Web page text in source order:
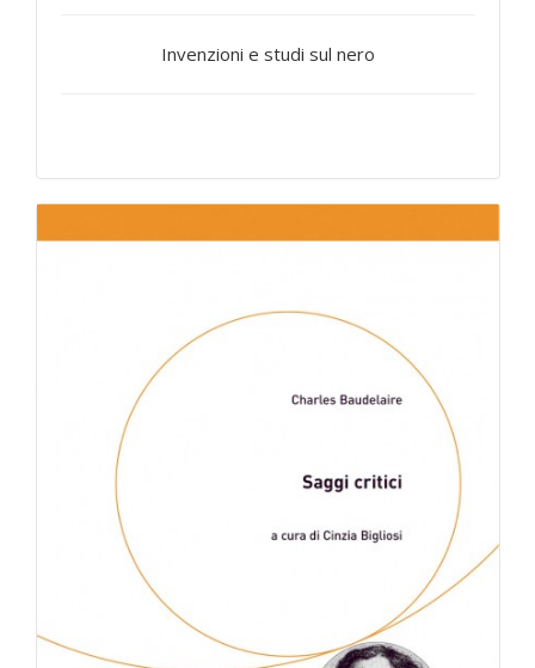
Invenzioni e studi sul nero